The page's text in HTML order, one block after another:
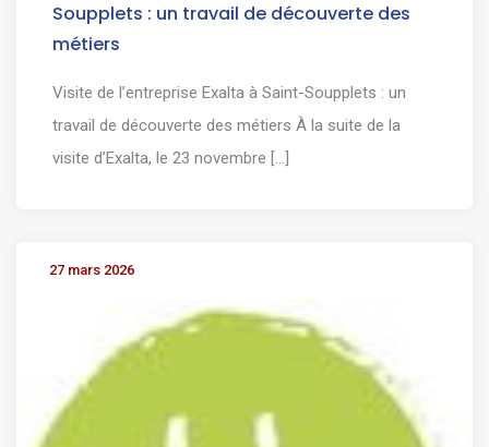
Soupplets : un travail de découverte des
métiers
Visite de l’entreprise Exalta à Saint-Soupplets : un
travail de découverte des métiers À la suite de la
visite d’Exalta, le 23 novembre [...]
27 mars 2026